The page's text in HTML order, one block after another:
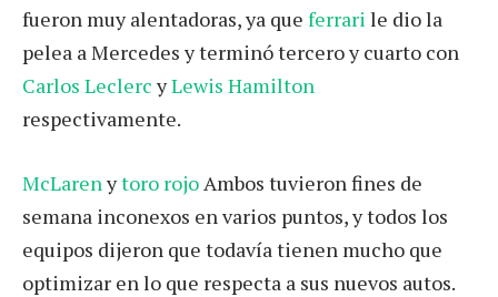
fueron muy alentadoras, ya que ferrari le dio la
pelea a Mercedes y terminó tercero y cuarto con
Carlos Leclerc yLewis Hamilton
respectivamente.
McLaren ytoro rojo Ambos tuvieron fines de
semana inconexos en varios puntos, y todos los
equipos dijeron que todavía tienen mucho que
optimizar en lo que respecta a sus nuevos autos.